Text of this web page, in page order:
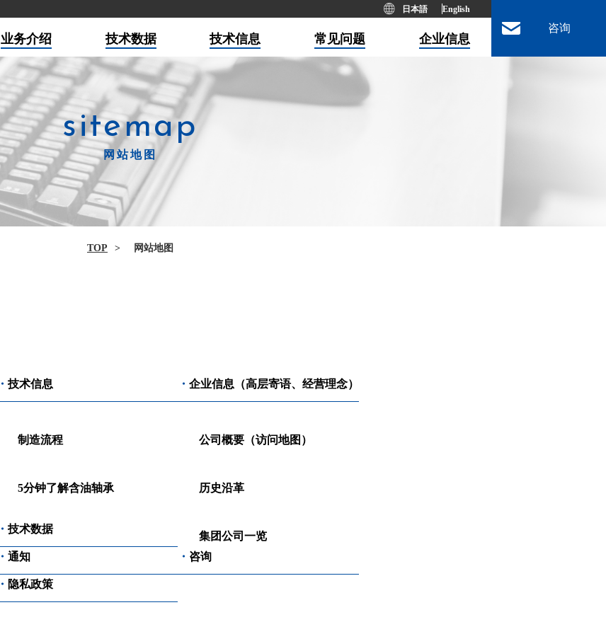
日本語 English
业务介绍 技术数据 技术信息 常见问题 企业信息
咨询
sitemap
网站地图
TOP 网站地图
・ 技术信息
制造流程
5分钟了解含油轴承
・ 技术数据
・ 企业信息（高层寄语、经营理念）
公司概要（访问地图）
历史沿革
集团公司一览
・ 通知 ・ 咨询
・ 隐私政策